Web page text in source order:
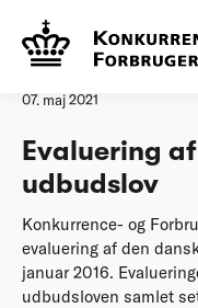
Forside
07. maj 2021
Evaluering
udbudslov
Konkurrence- og
evaluering af den
januar 2016.
udbudsloven samlet